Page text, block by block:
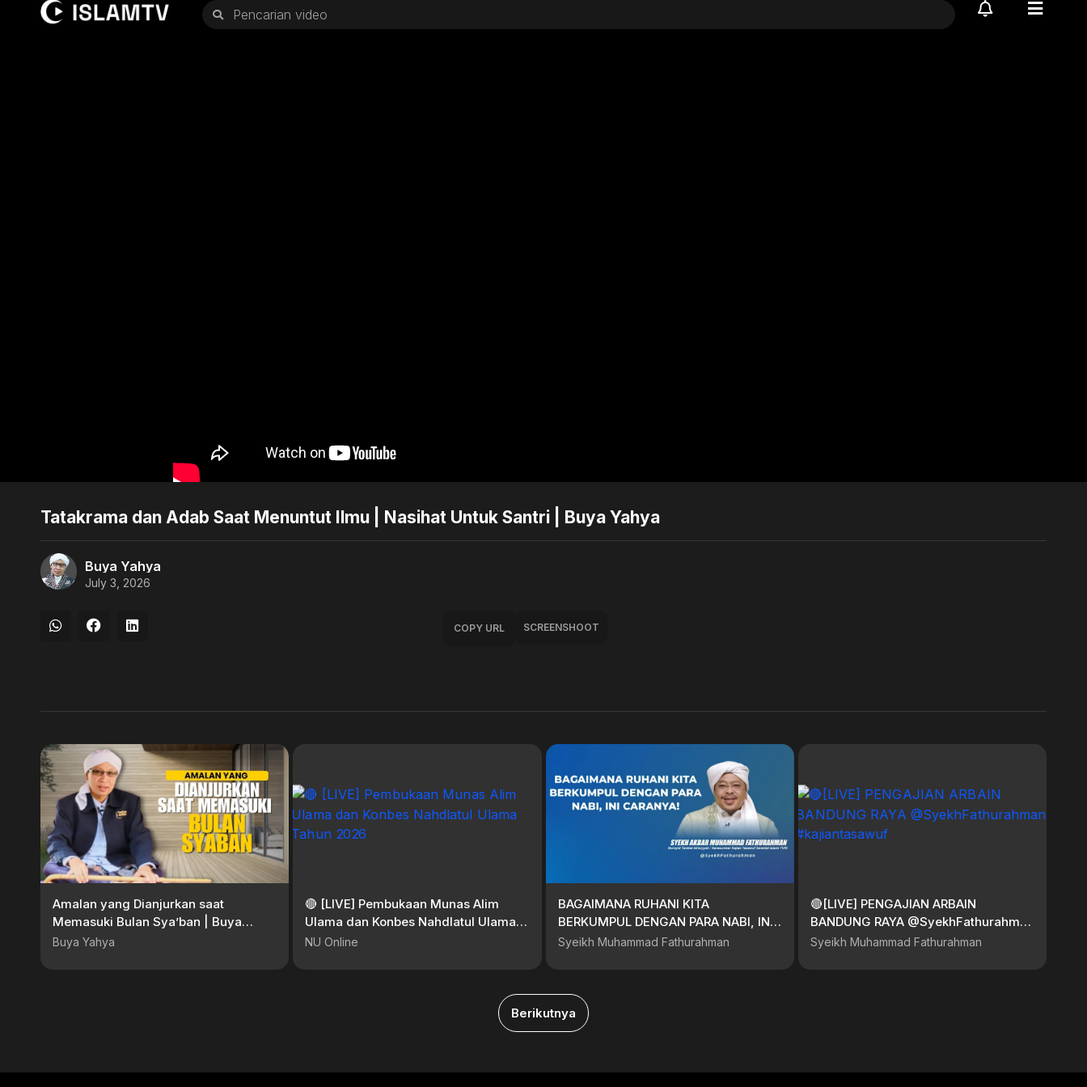
Tatakrama dan Adab Saat Menuntut Ilmu | Nasihat Untuk Santri | Buya Yahya
Buya Yahya
July 3, 2026
COPY URL SCREENSHOOT
Amalan yang Dianjurkan saat
Memasuki Bulan Sya’ban | Buya
Yahya
Buya Yahya
🔴 [LIVE] Pembukaan Munas Alim
Ulama dan Konbes Nahdlatul Ulama
Tahun 2026
NU Online
BAGAIMANA RUHANI KITA
BERKUMPUL DENGAN PARA NABI, INI
CARANYA!
Syeikh Muhammad Fathurahman
🔴[LIVE] PENGAJIAN ARBAIN
BANDUNG RAYA @SyekhFathurahman
#kajiantasawuf
Syeikh Muhammad Fathurahman
Berikutnya